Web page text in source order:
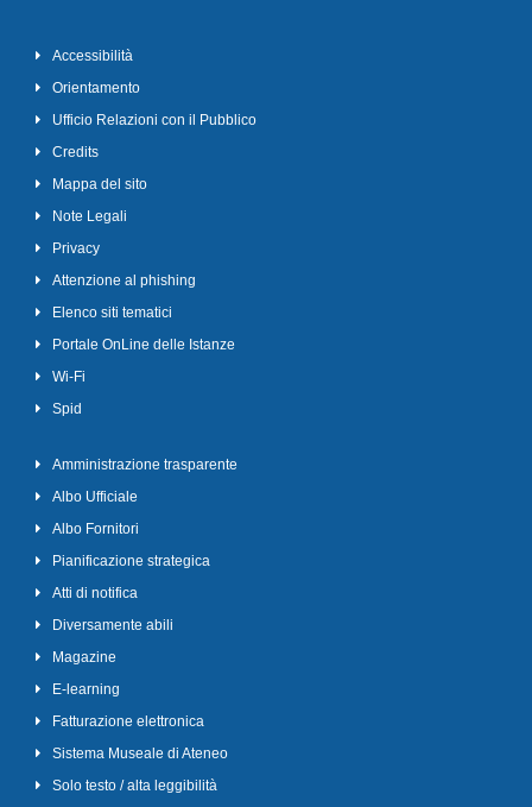
Accessibilità
Orientamento
Ufficio Relazioni con il Pubblico
Credits
Mappa del sito
Note Legali
Privacy
Attenzione al phishing
Elenco siti tematici
Portale OnLine delle Istanze
Wi-Fi
Spid
Amministrazione trasparente
Albo Ufficiale
Albo Fornitori
Pianificazione strategica
Atti di notifica
Diversamente abili
Magazine
E-learning
Fatturazione elettronica
Sistema Museale di Ateneo
Solo testo / alta leggibilità